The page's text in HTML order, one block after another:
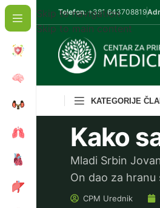
Skip to navigation
Skip to main content
Telefon: +381 643708819
KATEGORIJE
Kako
Mladi Srbin
On dao za
CPM Urednik